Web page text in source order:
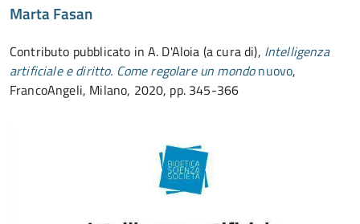
Marta Fasan
Contributo pubblicato in A. D'Aloia (a cura di), Intelligenza
artificiale e diritto. Come regolare un mondonuovo,
FrancoAngeli, Milano, 2020, pp. 345-366